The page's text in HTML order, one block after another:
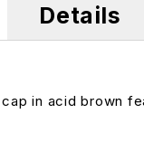
Details
in acid brown